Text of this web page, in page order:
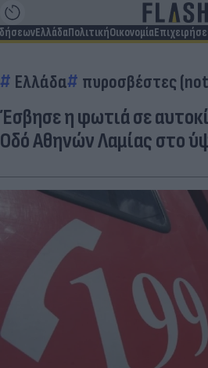
ΕλλάδαΠολιτικήΟικονομία
Ελλάδα πυροσβέστες
Έσβησε η φωτιά σε
Οδό Αθηνών Λαμίας στο